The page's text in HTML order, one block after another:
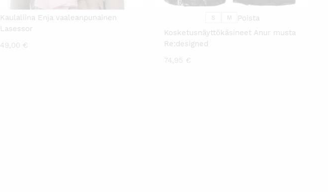
Kaulaliina Enja vaaleanpunainen
Lasessor
49,00 €
TUOTTEEN
SIVULLA.
S M
Poista
Kosketusnäyttökäsineet Anur musta
Re:designed
74,95 €